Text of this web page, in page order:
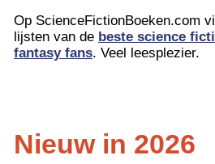
Op ScienceFictionBoeken.com
lijsten van de beste science
fantasy fans. Veel leesplezier.
Nieuw in 2026